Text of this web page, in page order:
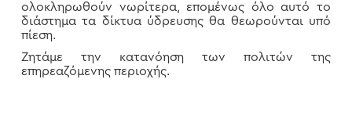
ολοκληρωθούν νωρίτερα, επομένως όλο αυτό το
διάστημα τα δίκτυα ύδρευσης θα θεωρούνται υπό
πίεση.
Ζητάμε την κατανόηση των πολιτών της
επηρεαζόμενης περιοχής.